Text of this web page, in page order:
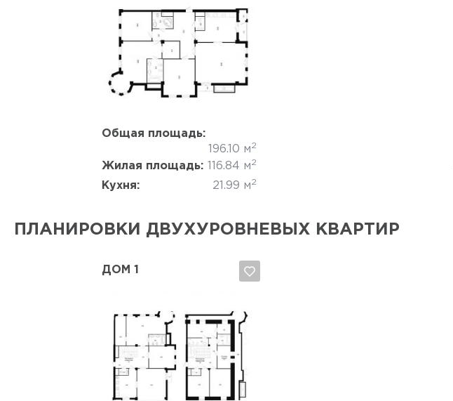
Общая площадь:
196.10 м2
Жилая площадь: 116.84 м2
Кухня: 21.99 м2
Да, удалить Отмена
ПЛАНИРОВКИ ДВУХУРОВНЕВЫХ КВАРТИР
ДОМ 1